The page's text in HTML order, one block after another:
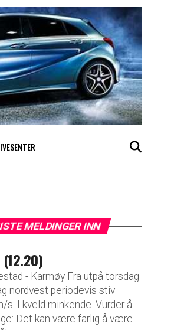
MELDINGER INN
(12.20)
- Karmøy Fra utpå torsdag
nordvest periodevis stiv
s. I kveld minkende. Vurder å
Det kan være farlig å være